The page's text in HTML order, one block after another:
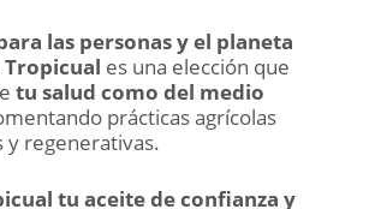
las personas y el planeta
Tropicual es una elección que
tu salud como del medio
prácticas agrícolas
y regenerativas.
tu aceite de confianza y